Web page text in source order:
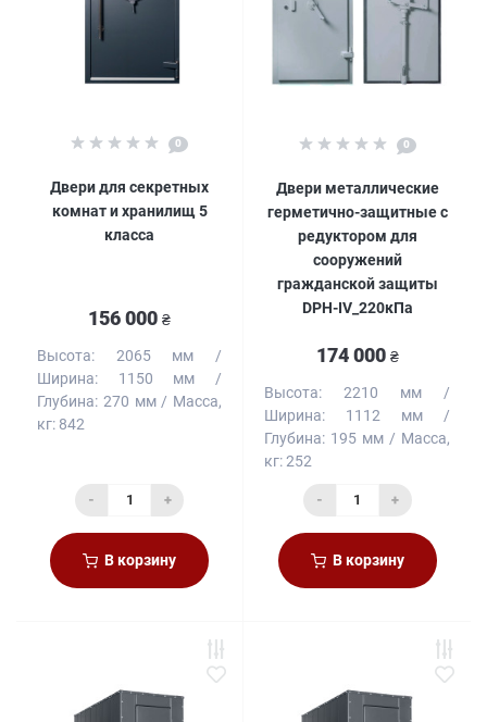
0
Двери для секретных
комнат и хранилищ 5
класса
156 000 ₴
Высота:
2065 мм
Ширина:
1150 мм
Глубина: 270 мм
Масса,
кг: 842
- +
В корзину
0
Двери металлические
герметично-защитные с
редуктором для
сооружений
гражданской защиты
DPH-IV_220кПа
174 000 ₴
Высота:
2210 мм
Ширина:
1112 мм
Глубина: 195 мм
Масса,
кг:252
- +
В корзину